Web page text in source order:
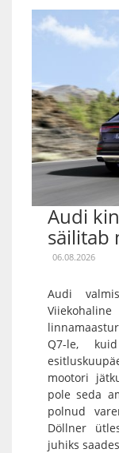
Audi
säilitab
06.08.2026
Audi
Q7-le,
mootori
pole seda
polnud
Döllner
juhiks